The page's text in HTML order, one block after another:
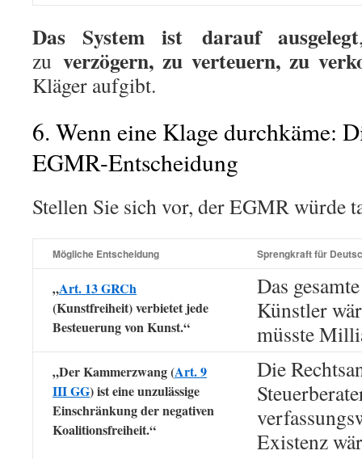
Das System ist darauf ausgelegt
zu verzögern, zu verteuern, zu
Kläger aufgibt.
6. Wenn eine Klage durchkäme:
EGMR-Entscheidung
Stellen Sie sich vor, der EGMR würde
Mögliche Entscheidung Sprengkraft für
„Art. 13 GRCh
(Kunstfreiheit) verbietet jede
Besteuerung von Kunst.“
Das
Künstler
müsste
„Der Kammerzwang (Art. 9
III GG) ist eine unzulässige
Einschränkung der negativen
Koalitionsfreiheit.“
Die
Existenz